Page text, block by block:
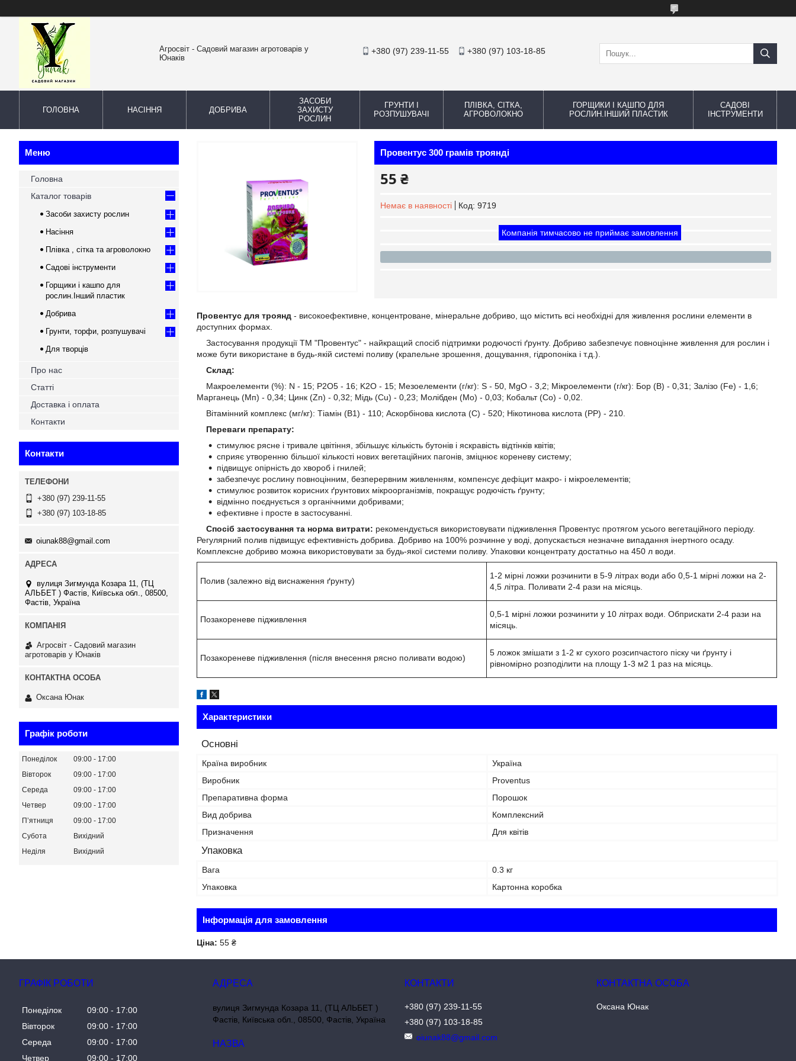
Агросвіт - Садовий магазин агротоварів у
Юнаків
+380 (97) 239-11-55 +380 (97) 103-18-85
ГОЛОВНА НАСІННЯ ДОБРИВА
ЗАСОБИ
ЗАХИСТУ
РОСЛИН
ГРУНТИ І
РОЗПУШУВАЧІ
ПЛІВКА, СІТКА,
АГРОВОЛОКНО
ГОРЩИКИ І КАШПО ДЛЯ
РОСЛИН.ІНШИЙ ПЛАСТИК
САДОВІ
ІНСТРУМЕНТИ
Провентус 300 грамів троянді
55 ₴
Немає в наявності Код: 9719
Компанія тимчасово не приймає замовлення
Провентус для троянд - високоефективне, концентроване, мінеральне добриво, що містить всі необхідні для живлення рослини елементи в
доступних формах.
Застосування продукції ТМ "Провентус" - найкращий спосіб підтримки родючості ґрунту. Добриво забезпечує повноцінне живлення для рослин і
може бути використане в будь-якій системі поливу (крапельне зрошення, дощування, гідропоніка і т.д.).
Склад:
Макроелементи (%): N - 15; P2О5 - 16; K2О - 15; Мезоелементи (г/кг): S - 50, MgO - 3,2; Мікроелементи (г/кг): Бор (В) - 0,31; Залізо (Fe) - 1,6;
Марганець (Мп) - 0,34; Цинк (Zn) - 0,32; Мідь (Cu) - 0,23; Молібден (Мо) - 0,03; Кобальт (Со) - 0,02.
Вітамінний комплекс (мг/кг): Тіамін (В1) - 110; Аскорбінова кислота (С) - 520; Нікотинова кислота (РР) - 210.
Переваги препарату:
стимулює рясне і тривале цвітіння, збільшує кількість бутонів і яскравість відтінків квітів;
сприяє утворенню більшої кількості нових вегетаційних пагонів, зміцнює кореневу систему;
підвищує опірність до хвороб і гнилей;
забезпечує рослину повноцінним, безперервним живленням, компенсує дефіцит макро- і мікроелементів;
стимулює розвиток корисних ґрунтових мікроорганізмів, покращує родючість ґрунту;
відмінно поєднується з органічними добривами;
ефективне і просте в застосуванні.
Спосіб застосування та норма витрати: рекомендується використовувати підживлення Провентус протягом усього вегетаційного періоду.
Регулярний полив підвищує ефективність добрива. Добриво на 100% розчинне у воді, допускається незначне випадання інертного осаду.
Комплексне добриво можна використовувати за будь-якої системи поливу. Упаковки концентрату достатньо на 450 л води.
Полив (залежно від виснаження ґрунту)
1-2 мірні ложки розчинити в 5-9 літрах води або 0,5-1 мірні ложки на 2-
4,5 літра. Поливати 2-4 рази на місяць.
Позакореневе підживлення
0,5-1 мірні ложки розчинити у 10 літрах води. Обприскати 2-4 рази на
місяць.
Позакореневе підживлення (після внесення рясно поливати водою)
5 ложок змішати з 1-2 кг сухого розсипчастого піску чи ґрунту і
рівномірно розподілити на площу 1-3 м2 1 раз на місяць.
Характеристики
Основні
Країна виробник
Україна
Виробник
Proventus
Препаративна форма
Порошок
Вид добрива
Комплексний
Призначення
Для квітів
Упаковка
Вага
0.3 кг
Упаковка
Картонна коробка
Інформація для замовлення
Ціна: 55 ₴
Головна
Каталог товарів
Засоби захисту рослин
Насіння
Плівка , сітка та агроволокно
Садові інструменти
Горщики і кашпо для
рослин.Інший пластик
Добрива
Грунти, торфи, розпушувачі
Для творців
Про нас
Статті
Доставка і оплата
Контакти
Контакти
+380 (97) 239-11-55
+380 (97) 103-18-85
oiunak88@gmail.com
вулиця Зигмунда Козара 11, (ТЦ
АЛЬБЕТ ) Фастів, Київська обл., 08500,
Фастів, Україна
Агросвіт - Садовий магазин
агротоварів у Юнаків
Оксана Юнак
Графік роботи
Понеділок 09:00
17:00
Вівторок
09:00
17:00
Середа
09:00
17:00
Четвер
09:00
17:00
Пʼятниця
09:00
17:00
Субота
Вихідний
Неділя
Вихідний
ГРАФІК РОБОТИ
Понеділок 09:00
17:00
Вівторок
09:00
17:00
Середа
09:00
17:00
Четвер
09:00 17:00
вулиця Зигмунда Козара 11, (ТЦ АЛЬБЕТ )
Фастів, Київська обл., 08500, Фастів, Україна
+380 (97) 239-11-55
+380 (97) 103-18-85
oiunak88@gmail.com
Оксана Юнак